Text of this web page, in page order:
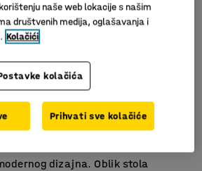
Slični proizvodi
namještaju iz asortimana QBUS
dizajna. Oblik stola
naše web lokacije s našim
društvenih medija, oglašavanja i
Kolačići
kolačića
Prihvati sve kolačiće